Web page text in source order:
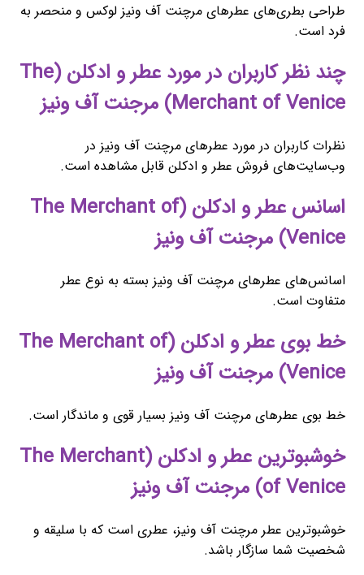
طراحی بطری‌های عطرهای مرچنت آف ونیز لوکس و منحصر به
فرد است.
چند نظر کاربران در مورد عطر و ادکلن (The
Merchant of Venice) مرجنت آف ونیز
نظرات کاربران در مورد عطرهای مرچنت آف ونیز در
وب‌سایت‌های فروش عطر و ادکلن قابل مشاهده است.
اسانس عطر و ادکلن (The Merchant of
Venice) مرجنت آف ونیز
اسانس‌های عطرهای مرچنت آف ونیز بسته به نوع عطر
متفاوت است.
خط بوی عطر و ادکلن (The Merchant of
Venice) مرجنت آف ونیز
خط بوی عطرهای مرچنت آف ونیز بسیار قوی و ماندگار است.
خوشبوترین عطر و ادکلن (The Merchant
of Venice) مرجنت آف ونیز
خوشبوترین عطر مرچنت آف ونیز، عطری است که با سلیقه و
شخصیت شما سازگار باشد.